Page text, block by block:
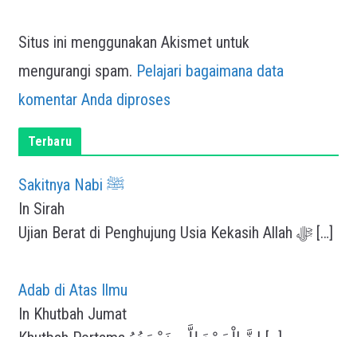
Situs ini menggunakan Akismet untuk
mengurangi spam. Pelajari bagaimana data
komentar Anda diproses
Terbaru
Sakitnya Nabi ﷺ
In Sirah
Ujian Berat di Penghujung Usia Kekasih Allah ﷻ […]
Adab di Atas Ilmu
In Khutbah Jumat